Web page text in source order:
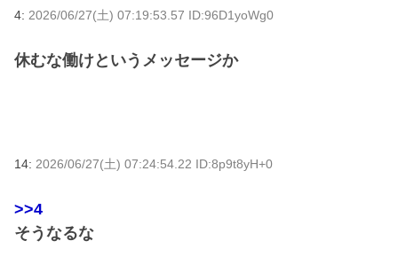
4: 2026/06/27(土) 07:19:53.57 ID:96D1yoWg0
休むな働けというメッセージか
14: 2026/06/27(土) 07:24:54.22 ID:8p9t8yH+0
>>4
そうなるな